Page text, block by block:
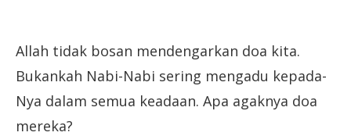
Allah tidak bosan mendengarkan doa kita.
Bukankah Nabi-Nabi sering mengadu kepada-
Nya dalam semua keadaan. Apa agaknya doa
mereka?